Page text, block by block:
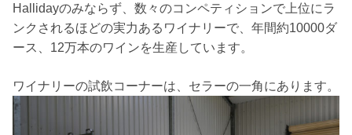
Hallidayのみならず、数々のコンペティションで上位にラ
ンクされるほどの実力あるワイナリーで、年間約10000ダ
ース、12万本のワインを生産しています。
ワイナリーの試飲コーナーは、セラーの一角にあります。